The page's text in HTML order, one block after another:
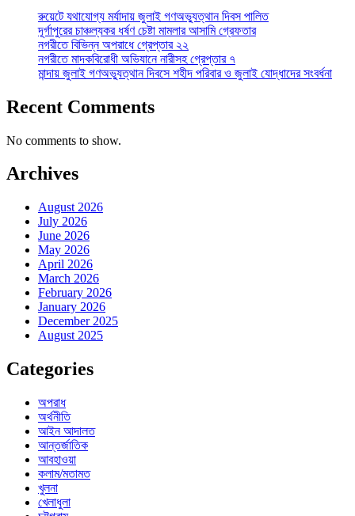
রুয়েটে যথাযোগ্য মর্যাদায় জুলাই গণঅভ্যুত্থান দিবস পালিত
দূর্গাপুরের চাঞ্চল্যকর ধর্ষণ চেষ্টা মামলার আসামি গ্রেফতার
নগরীতে বিভিন্ন অপরাধে গ্রেপ্তার ২২
নগরীতে মাদকবিরোধী অভিযানে নারীসহ গ্রেপ্তার ৭
মান্দায় জুলাই গণঅভ্যুত্থান দিবসে শহীদ পরিবার ও জুলাই যোদ্ধাদের সংবর্ধনা
Recent Comments
No comments to show.
Archives
August 2026
July 2026
June 2026
May 2026
April 2026
March 2026
February 2026
January 2026
December 2025
August 2025
Categories
অপরাধ
অর্থনীতি
আইন আদালত
আন্তর্জাতিক
আবহাওয়া
কলাম/মতামত
খুলনা
খেলাধুলা